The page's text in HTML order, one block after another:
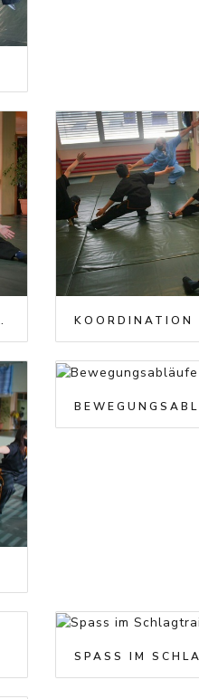
KOORDINATION
SPASS IM